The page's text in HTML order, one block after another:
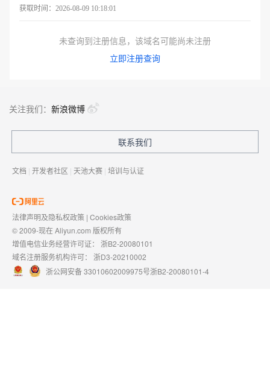
获取时间： 2026-08-09 10:18:01
未查询到注册信息，该域名可能尚未注册
立即注册查询
关注我们： 新浪微博
联系我们
文档 | 开发者社区 | 天池大赛 | 培训与认证
法律声明及隐私权政策 | Cookies政策
© 2009-现在 Aliyun.com 版权所有
增值电信业务经营许可证： 浙B2-20080101
域名注册服务机构许可： 浙D3-20210002
浙公网安备 33010602009975号浙B2-20080101-4